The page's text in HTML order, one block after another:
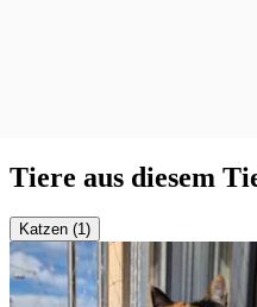
Tiere aus diesem
Katzen (1)